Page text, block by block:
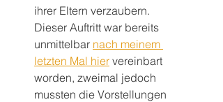
ihrer Eltern verzaubern.
Dieser Auftritt war bereits
unmittelbar nach meinem
letzten Mal hier vereinbart
worden, zweimal jedoch
mussten die Vorstellungen